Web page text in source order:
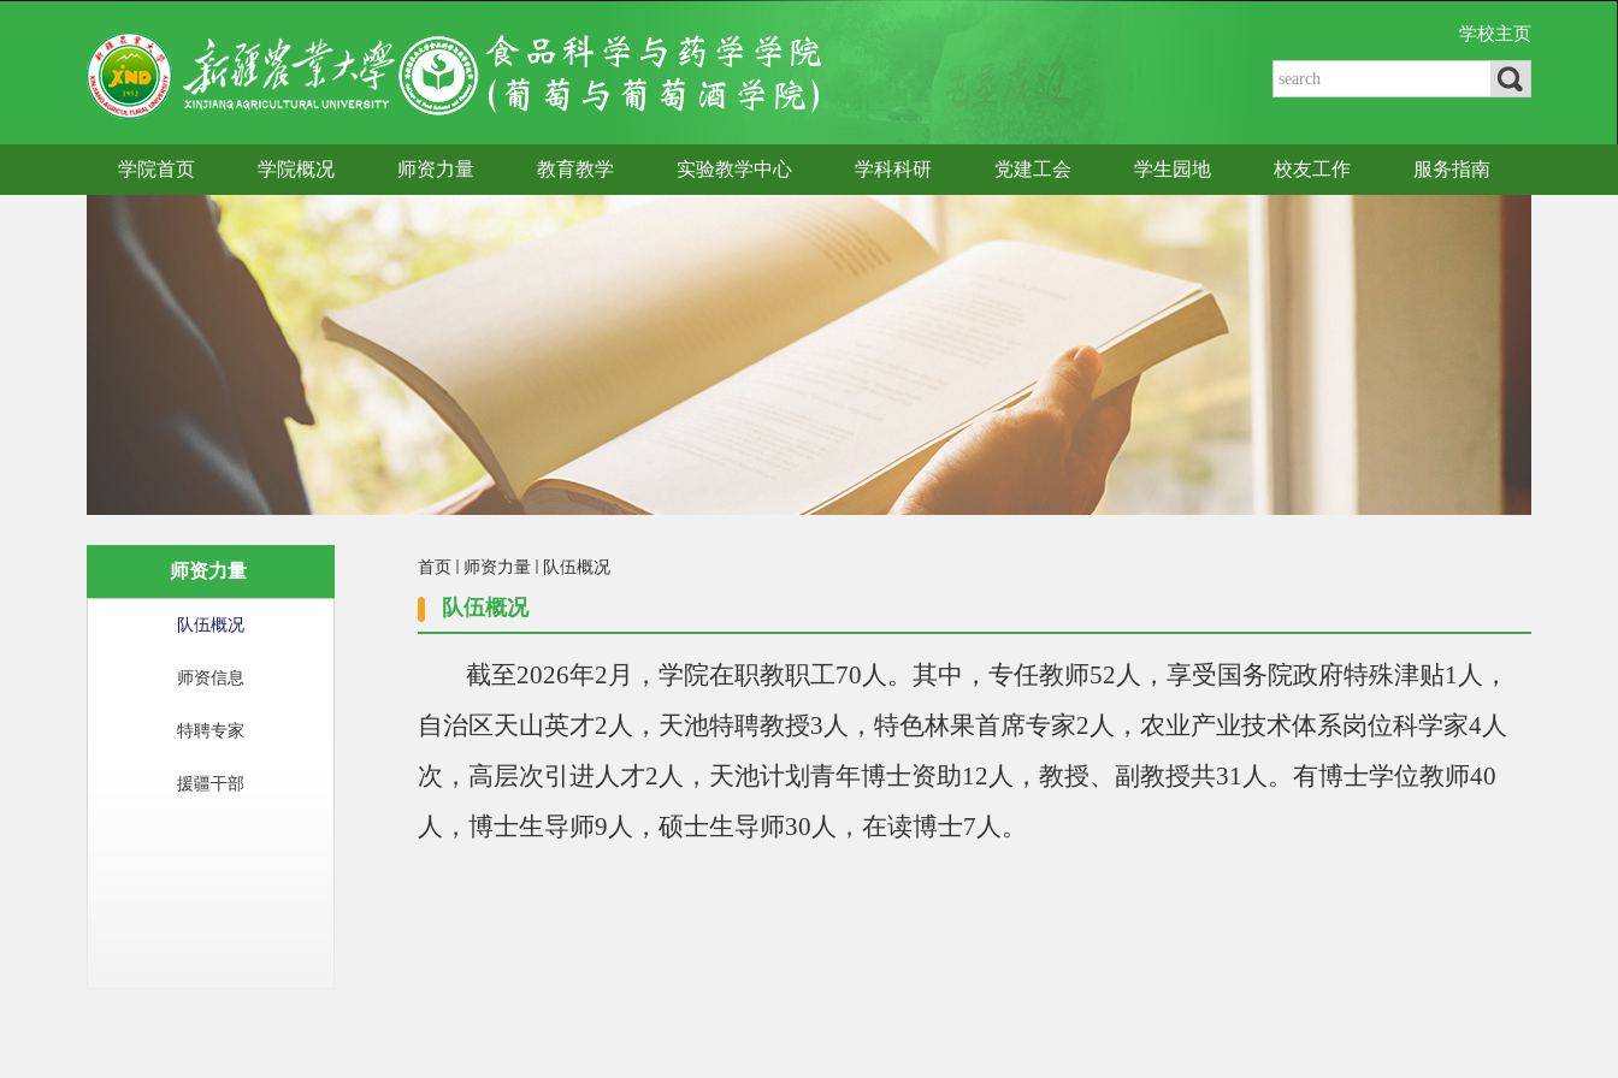
学校主页
学院首页 学院概况 师资力量 教育教学 实验教学中心 学科科研 党建工会 学生园地 校友工作 服务指南
师资力量
队伍概况
师资信息
特聘专家
援疆干部
首页 师资力量 队伍概况
队伍概况
截至2026年2月，学院在职教职工70人 。 其中， 专任教师52人， 享受国务院政府特殊津贴1人，
自治区天山英才2人，天池特聘教授3人 ， 特色林果首席专家2人，农业产业技术体系岗位科学家4人
次，高层次引进人才2人，天池计划青年博士资助12人，教授、副教授共31人。有博士学位教师40
人，博士生导师9人，硕士生导师30人，在读博士7人。